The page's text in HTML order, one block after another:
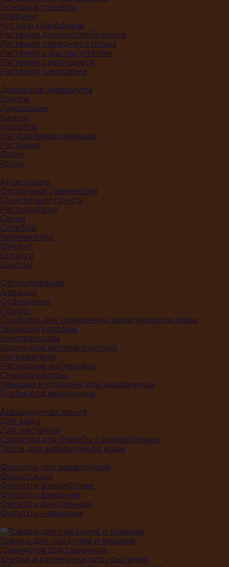
Бонсаи и пещеры
Коврики
Кусты и кладофоры
Растения длинностебельные
Растения переднего плана
Растения с распылителем
Растения светящиеся
Растения шелковые
Декор для аквариума
Грунты
Декорации
Камни
Кораллы
Натуральные ракушки
Растения
Фоны
Гроты
Аксессуары
Отсадники, переноски
Очистители грунта
Распылители
Сачки
Скребки
Термометры
Фитинг
Шланги
Щипцы
Оборудование
Аэрация
Освещение
Помпы
Приборы для измерения характеристик воды
Терморегуляторы
Компрессоры
Кормушки автоматические
Нагреватели
Расходные материалы
Стерилизаторы
Крышки и поддоны для аквариумов
Тумбы под аквариумы
Аквариумная химия
Для воды
Для растений
Средства для борьбы с водорослями
Тесты для аквариумной воды
Фильтры для аквариумов
Фильтрация
Фильтры аэрлифтные
Фильтры внешние
Фильтры внутренние
Фильтры навесные
Товары для грызунов и хорьков
Лакомства для грызунов
Клетки и переноски для грызунов